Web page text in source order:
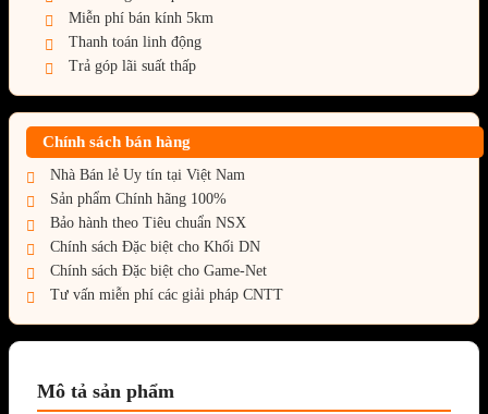
Miễn phí bán kính 5km
Thanh toán linh động
Trả góp lãi suất thấp
Chính sách bán hàng
Nhà Bán lẻ Uy tín tại Việt Nam
Sản phẩm Chính hãng 100%
Bảo hành theo Tiêu chuẩn NSX
Chính sách Đặc biệt cho Khối DN
Chính sách Đặc biệt cho Game-Net
Tư vấn miễn phí các giải pháp CNTT
Mô tả sản phẩm